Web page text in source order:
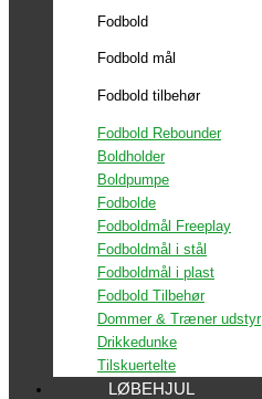
Fodbold
Fodbold mål
Fodbold tilbehør
Fodbold Rebounder
Boldholder
Boldpumpe
Fodbolde
Fodboldmål Freeplay
Fodboldmål i stål
Fodboldmål i plast
Fodbold Tilbehør
Dommer & Træner udstyr
Drikkedunke
Tilskuertelte
LØBEHJUL